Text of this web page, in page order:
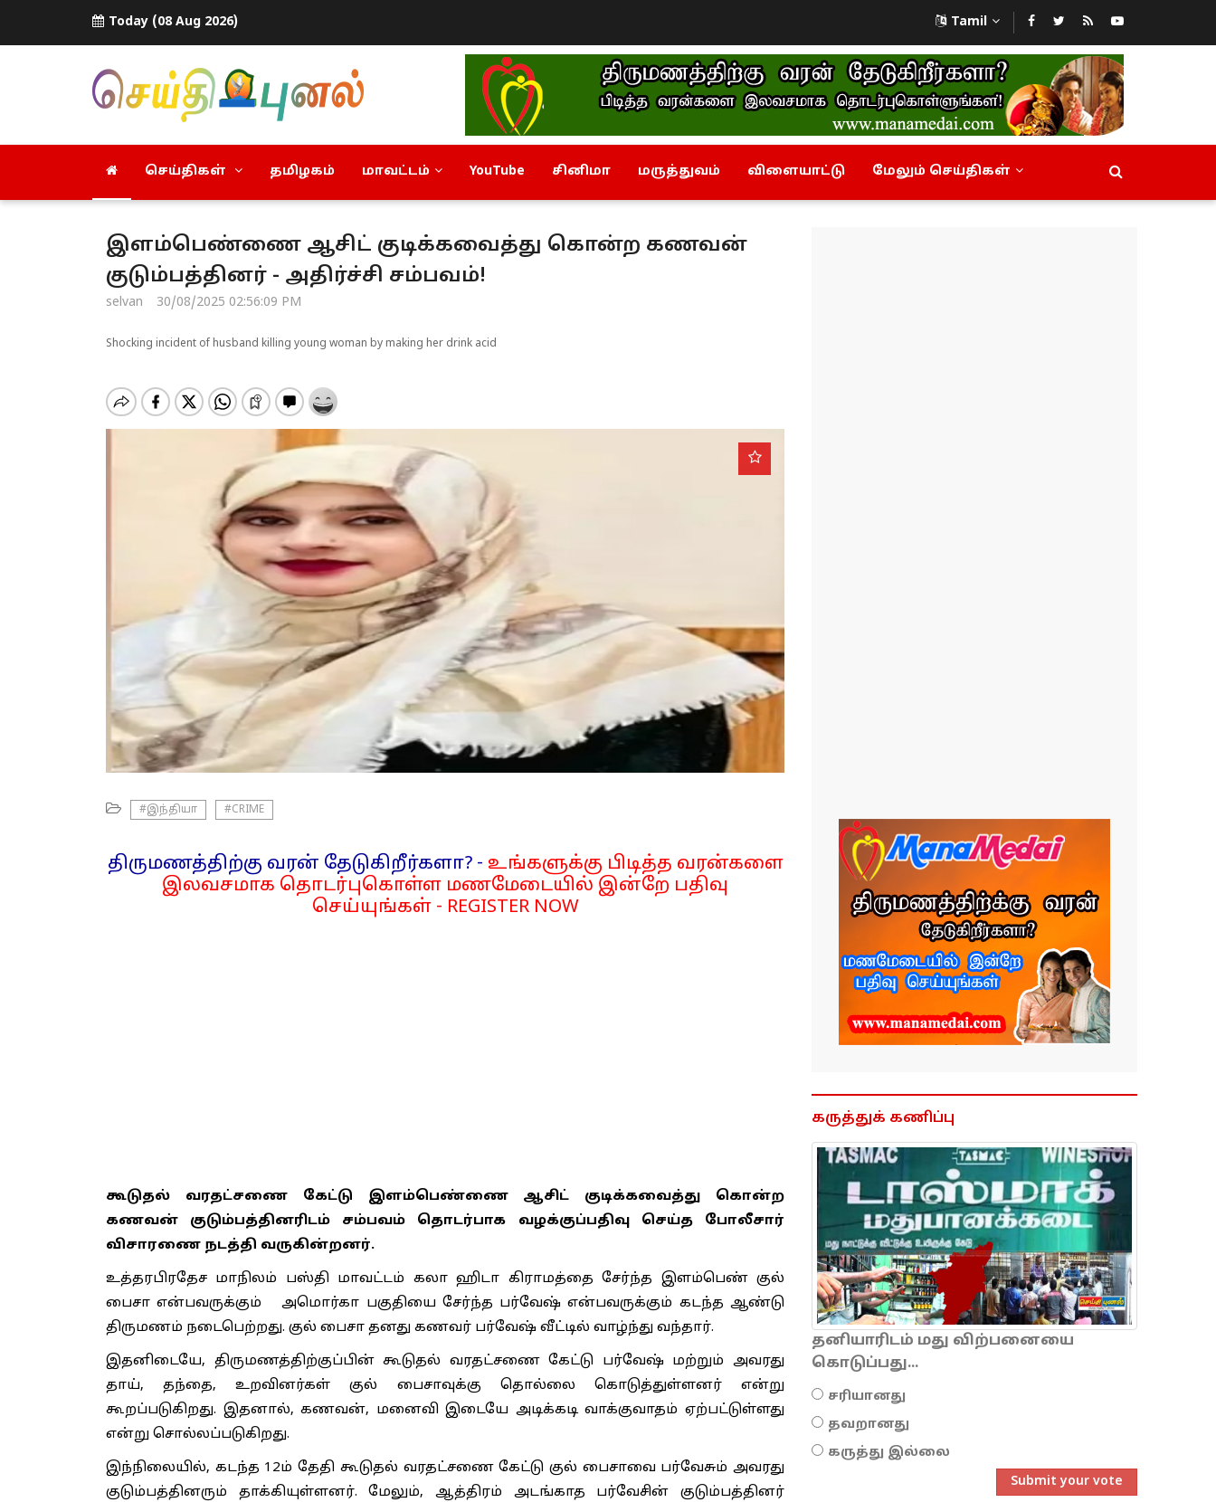
Today (08 Aug 2026) Tamil
செய்திகள் தமிழகம் மாவட்டம் YouTube சினிமா மருத்துவம் விளையாட்டு மேலும் செய்திகள்
இளம்பெண்ணை ஆசிட் குடிக்கவைத்து கொன்ற கணவன்
குடும்பத்தினர் - அதிர்ச்சி சம்பவம்!
selvan 30/08/2025 02:56:09 PM
Shocking incident of husband killing young woman by making her drink acid
#இந்தியா #CRIME
திருமணத்திற்கு வரன் தேடுகிறீர்களா? - உங்களுக்கு பிடித்த வரன்களை
இலவசமாக தொடர்புகொள்ள மணமேடையில் இன்றே பதிவு
செய்யுங்கள் - REGISTER NOW
கூடுதல் வரதட்சணை கேட்டு இளம்பெண்ணை ஆசிட் குடிக்கவைத்து கொன்ற
கணவன் குடும்பத்தினரிடம் சம்பவம் தொடர்பாக வழக்குப்பதிவு செய்த போலீசார்
விசாரணை நடத்தி வருகின்றனர்.
உத்தரபிரதேச மாநிலம் பஸ்தி மாவட்டம் கலா ஹிடா கிராமத்தை சேர்ந்த இளம்பெண் குல்
பைசா என்பவருக்கும் அமொர்கா பகுதியை சேர்ந்த பர்வேஷ் என்பவருக்கும் கடந்த ஆண்டு
திருமணம் நடைபெற்றது. குல் பைசா தனது கணவர் பர்வேஷ் வீட்டில் வாழ்ந்து வந்தார்.
இதனிடையே, திருமணத்திற்குப்பின் கூடுதல் வரதட்சணை கேட்டு பர்வேஷ் மற்றும் அவரது
தாய், தந்தை, உறவினர்கள் குல் பைசாவுக்கு தொல்லை கொடுத்துள்ளனர் என்று
கூறப்படுகிறது. இதனால், கணவன், மனைவி இடையே அடிக்கடி வாக்குவாதம் ஏற்பட்டுள்ளது
என்று சொல்லப்படுகிறது.
இந்நிலையில், கடந்த 12ம் தேதி கூடுதல் வரதட்சணை கேட்டு குல் பைசாவை பர்வேசும் அவரது
குடும்பத்தினரும் தாக்கியுள்ளனர். மேலும், ஆத்திரம் அடங்காத பர்வேசின் குடும்பத்தினர்
கருத்துக் கணிப்பு
தனியாரிடம் மது விற்பனையை
கொடுப்பது...
சரியானது
தவறானது
கருத்து இல்லை
Submit your vote